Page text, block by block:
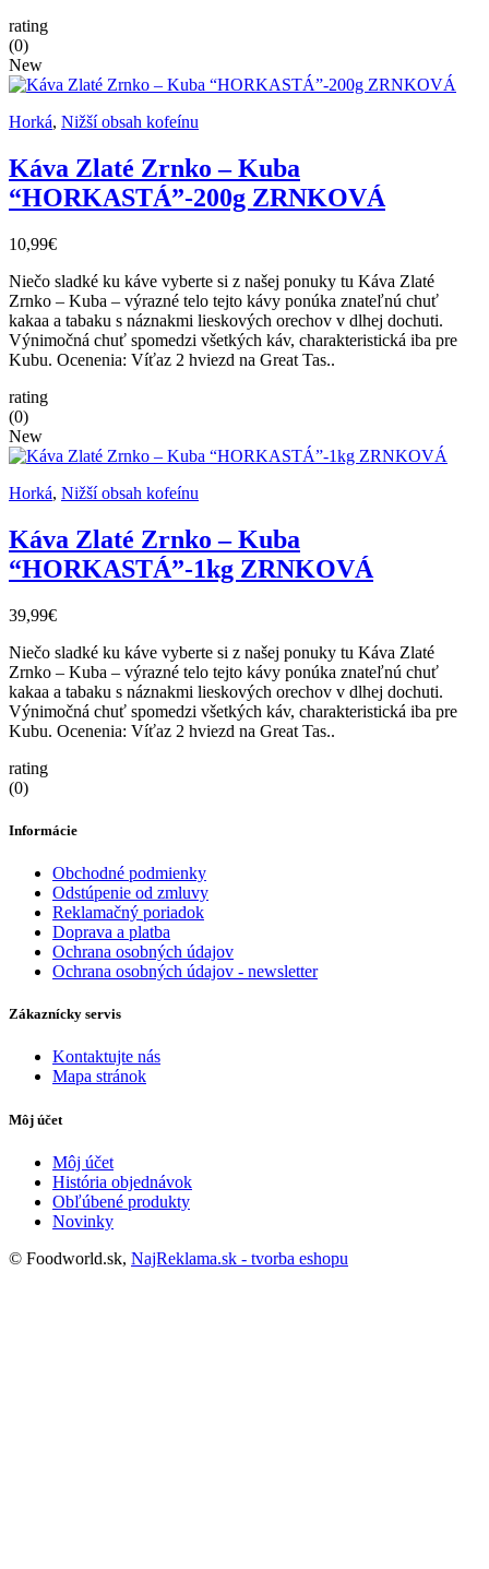
rating
(0)
New
Horká, Nižší obsah kofeínu
Káva Zlaté Zrnko – Kuba
“HORKASTÁ”-200g ZRNKOVÁ
10,99€
Niečo sladké ku káve vyberte si z našej ponuky tu Káva Zlaté
Zrnko – Kuba – výrazné telo tejto kávy ponúka znateľnú chuť
kakaa a tabaku s náznakmi lieskových orechov v dlhej dochuti.
Výnimočná chuť spomedzi všetkých káv, charakteristická iba pre
Kubu. Ocenenia: Víťaz 2 hviezd na Great Tas..
rating
(0)
New
Horká, Nižší obsah kofeínu
Káva Zlaté Zrnko – Kuba
“HORKASTÁ”-1kg ZRNKOVÁ
39,99€
Niečo sladké ku káve vyberte si z našej ponuky tu Káva Zlaté
Zrnko – Kuba – výrazné telo tejto kávy ponúka znateľnú chuť
kakaa a tabaku s náznakmi lieskových orechov v dlhej dochuti.
Výnimočná chuť spomedzi všetkých káv, charakteristická iba pre
Kubu. Ocenenia: Víťaz 2 hviezd na Great Tas..
rating
(0)
Informácie
Obchodné podmienky
Odstúpenie od zmluvy
Reklamačný poriadok
Doprava a platba
Ochrana osobných údajov
Ochrana osobných údajov - newsletter
Zákaznícky servis
Kontaktujte nás
Mapa stránok
Môj účet
Môj účet
História objednávok
Obľúbené produkty
Novinky
© Foodworld.sk, NajReklama.sk - tvorba eshopu